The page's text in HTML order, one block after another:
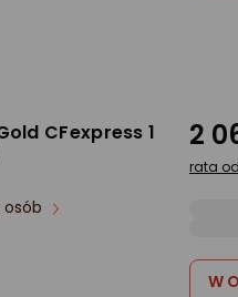
CFexpress 1
osób
2
rata od
W